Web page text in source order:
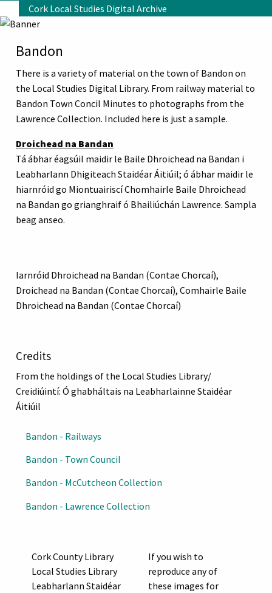
Skip to main content
Cork Local Studies Digital Archive
Bandon - Railways
Bandon - Town Council
Bandon - McCutcheon Collection
Bandon - Lawrence Collection
Bandon
There is a variety of material on the town of Bandon on
the Local Studies Digital Library. From railway material to
Bandon Town Concil Minutes to photographs from the
Lawrence Collection. Included here is just a sample.
Droichead na Bandan
Tá ábhar éagsúil maidir le Baile Dhroichead na Bandan i
Leabharlann Dhigiteach Staidéar Áitiúil; ó ábhar maidir le
hiarnróid go Miontuairiscí Chomhairle Baile Dhroichead
na Bandan go grianghraif ó Bhailiúchán Lawrence. Sampla
beag anseo.
Iarnróid Dhroichead na Bandan (Contae Chorcaí),
Droichead na Bandan (Contae Chorcaí), Comhairle Baile
Dhroichead na Bandan (Contae Chorcaí)
Credits
From the holdings of the Local Studies Library/
Creidiúintí: Ó ghabháltais na Leabharlainne Staidéar
Áitiúil
Cork County Library
Local Studies Library
Leabharlann Staidéar
If you wish to
reproduce any of
these images for